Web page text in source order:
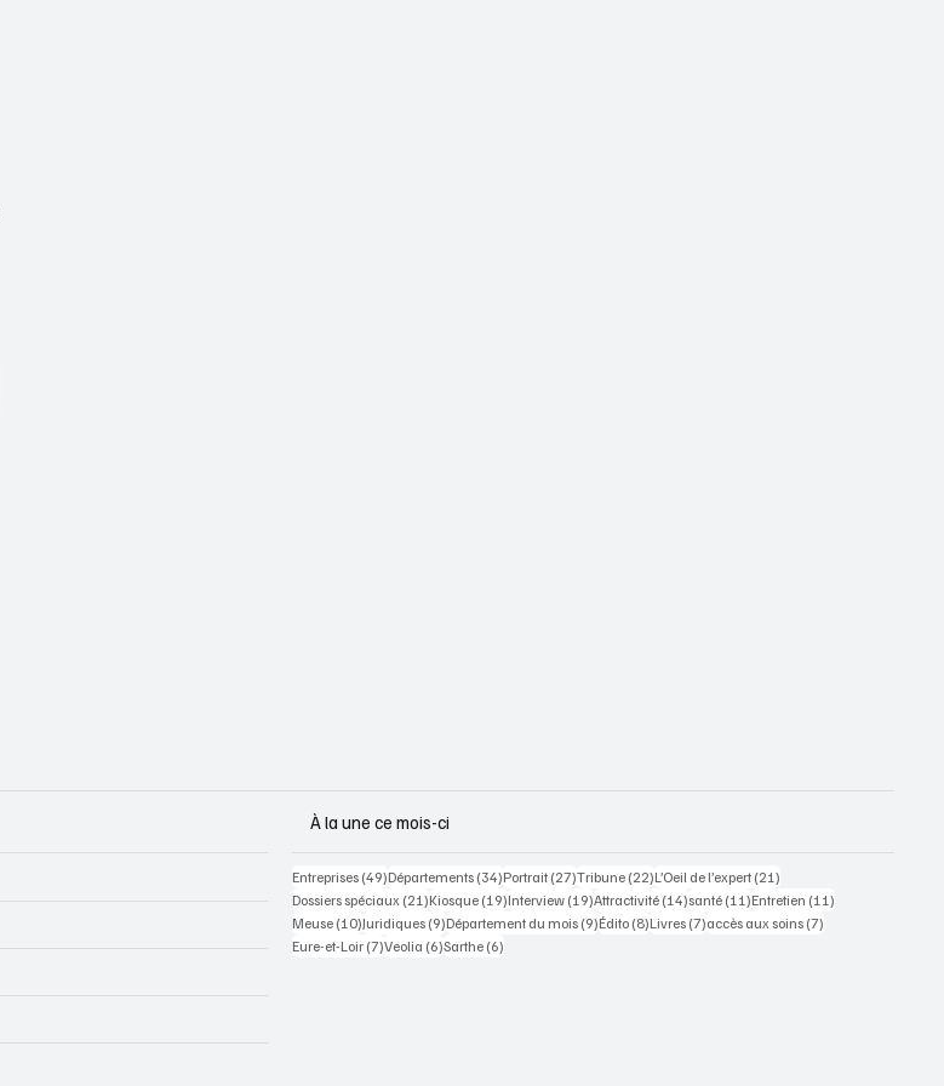
À la une ce mois-ci
Entreprises (49)49 posts
Départements (34)34 posts
Portrait (27)27 posts
Tribune (22)22 posts
L’Oeil de l’expert (21)
Dossiers spéciaux (21)21 posts
Kiosque (19)19 posts
Interview (19)19 posts
Attractivité (14)14 posts
santé (11)11 posts
Entretien (11)
Meuse (10)10 posts
Juridiques (9)9 posts
Département du mois (9)9 posts
Édito (8)8 posts
Livres (7)7 posts
accès aux soins (7)
Eure-et-Loir (7)7 posts
Veolia (6)6 posts
Sarthe (6)